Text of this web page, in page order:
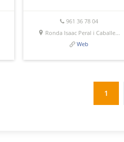
961 36 78 04
Ronda Isaac Peral i Caballe...
Web
1